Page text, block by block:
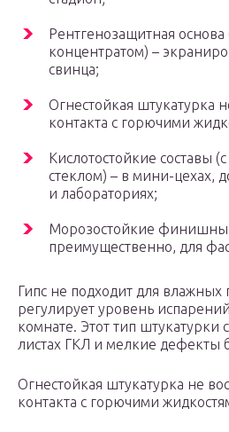
Рентгенозащитная
концентратом) –
свинца;
Огнестойкая штукатурка
контакта с горючими
Кислотостойкие составы
стеклом) – в мини-цехах,
и лабораториях;
Морозостойкие
преимущественно, для
Гипс не подходит для
регулирует уровень
комнате. Этот тип
листах ГКЛ и мелкие дефекты
Огнестойкая штукатурка не
контакта с горючими